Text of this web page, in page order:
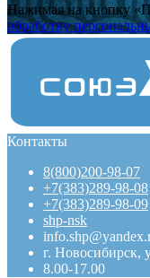
Нажимая на кнопку
обработку
Контакты
8(800)200-98-07
+7(383)289-98-08
+7(383)289-98-09
shp-nsk
г. Новосибирск,
8.00-17.00